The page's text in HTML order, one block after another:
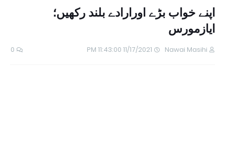
اپنے خواب بڑے اورارادے بلند رکھیں؛
ایازمورس
Nawai Masihi
11/17/2021 11:43:00 PM
0